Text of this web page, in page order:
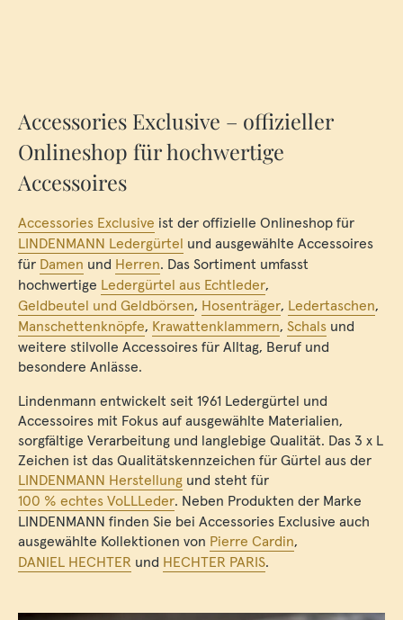
Accessories Exclusive – offizieller
Onlineshop für hochwertige
Accessoires
Accessories Exclusive ist der offizielle Onlineshop für
LINDENMANN Ledergürtel und ausgewählte Accessoires
für Damen und Herren. Das Sortiment umfasst
hochwertige Ledergürtel aus Echtleder,
Geldbeutel und Geldbörsen, Hosenträger, Ledertaschen,
Manschettenknöpfe, Krawattenklammern, Schals und
weitere stilvolle Accessoires für Alltag, Beruf und
besondere Anlässe.
Lindenmann entwickelt seit 1961 Ledergürtel und
Accessoires mit Fokus auf ausgewählte Materialien,
sorgfältige Verarbeitung und langlebige Qualität. Das 3 x L
Zeichen ist das Qualitätskennzeichen für Gürtel aus der
LINDENMANN Herstellung und steht für
100 % echtes VoLLLeder. Neben Produkten der Marke
LINDENMANN finden Sie bei Accessories Exclusive auch
ausgewählte Kollektionen von Pierre Cardin,
DANIEL HECHTER und HECHTER PARIS.